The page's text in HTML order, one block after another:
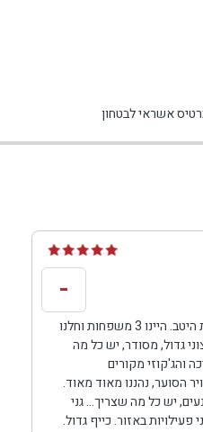
אשראי לבטחון
סוויטות כייפיות מאוד, מאובזרות היטב. היינו 3 משפחות וחלנו
גדול, מסודר, יש כל מה
והג'קוזי מקורים
הסוער, נהננו מאוד מאוד.
יש כל מה שצריך... גני
באזור. כייף גדול.
-